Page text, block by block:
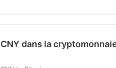
CNY dans la